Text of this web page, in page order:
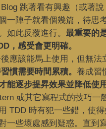
跳著看有興趣（或著
一陣子就看個幾篇，待思
如此反覆進行。 最重要的
，感受會更明確。
應該能馬上使用，但無法
慣需要時間累積。 養成習
能逐步提昇效果並降低使
或其它寫程式的技巧一
TDD 時有犯一些錯，使
一些壞處感到疑惑。直到